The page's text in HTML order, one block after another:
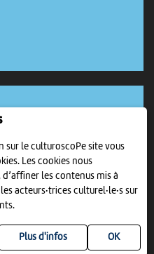
sur le culturoscoPe site vous
Les cookies nous
les contenus mis à
acteurs·trices culturel·le·s sur
Plus d'infos
DE GAULLE ET LE JURA
-